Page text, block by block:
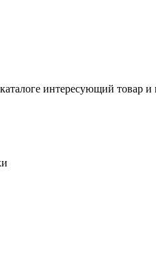
интересующий товар